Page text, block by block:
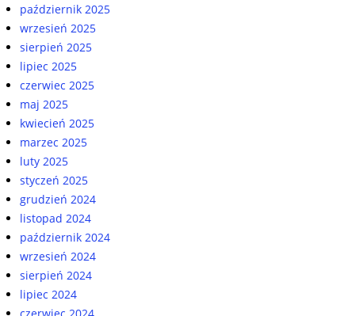
październik 2025
wrzesień 2025
sierpień 2025
lipiec 2025
czerwiec 2025
maj 2025
kwiecień 2025
marzec 2025
luty 2025
styczeń 2025
grudzień 2024
listopad 2024
październik 2024
wrzesień 2024
sierpień 2024
lipiec 2024
czerwiec 2024